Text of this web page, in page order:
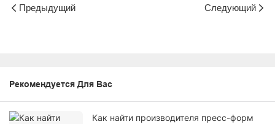
Предыдущий Следующий
Рекомендуется Для Вас
Как найти производителя пресс-форм